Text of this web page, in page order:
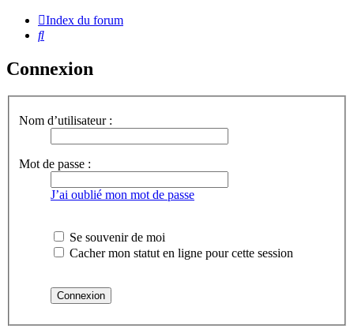
Index du forum
Rechercher
Connexion
Nom d’utilisateur :
Mot de passe :
J’ai oublié mon mot de passe
Se souvenir de moi
Cacher mon statut en ligne pour cette session